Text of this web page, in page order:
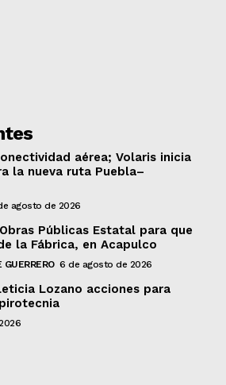
aérea; Volaris inicia
la nueva ruta Puebla–
agosto de 2026
Públicas Estatal para que
la Fábrica, en Acapulco
GUERRERO 6 de agosto de 2026
Lozano acciones para